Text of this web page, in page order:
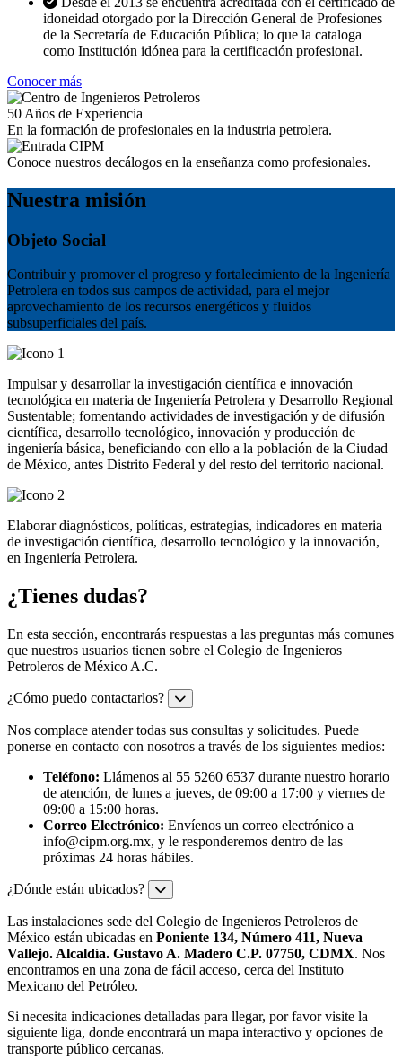
idoneidad otorgado por la Dirección General de Profesiones
de la Secretaría de Educación Pública; lo que la cataloga
como Institución idónea para la certificación profesional.
Conocer más
50 Años de Experiencia
En la formación de profesionales en la industria petrolera.
Conoce nuestros decálogos en la enseñanza como profesionales.
Nuestra misión
Objeto Social
Contribuir y promover el progreso y fortalecimiento de la Ingeniería
Petrolera en todos sus campos de actividad, para el mejor
aprovechamiento de los recursos energéticos y fluidos
subsuperficiales del país.
Impulsar y desarrollar la investigación científica e innovación
tecnológica en materia de Ingeniería Petrolera y Desarrollo Regional
Sustentable; fomentando actividades de investigación y de difusión
científica, desarrollo tecnológico, innovación y producción de
ingeniería básica, beneficiando con ello a la población de la Ciudad
de México, antes Distrito Federal y del resto del territorio nacional.
Elaborar diagnósticos, políticas, estrategias, indicadores en materia
de investigación científica, desarrollo tecnológico y la innovación,
en Ingeniería Petrolera.
¿Tienes dudas?
En esta sección, encontrarás respuestas a las preguntas más comunes
que nuestros usuarios tienen sobre el Colegio de Ingenieros
Petroleros de México A.C.
¿Cómo puedo contactarlos?
Nos complace atender todas sus consultas y solicitudes. Puede
ponerse en contacto con nosotros a través de los siguientes medios:
Teléfono: Llámenos al 55 5260 6537 durante nuestro horario
de atención, de lunes a jueves, de 09:00 a 17:00 y viernes de
09:00 a 15:00 horas.
Correo Electrónico: Envíenos un correo electrónico a
info@cipm.org.mx, y le responderemos dentro de las
próximas 24 horas hábiles.
¿Dónde están ubicados?
Las instalaciones sede del Colegio de Ingenieros Petroleros de
México están ubicadas en Poniente 134, Número 411, Nueva
Vallejo. Alcaldía. Gustavo A. Madero C.P. 07750, CDMX. Nos
encontramos en una zona de fácil acceso, cerca del Instituto
Mexicano del Petróleo.
Si necesita indicaciones detalladas para llegar, por favor visite la
siguiente liga, donde encontrará un mapa interactivo y opciones de
transporte público cercanas.